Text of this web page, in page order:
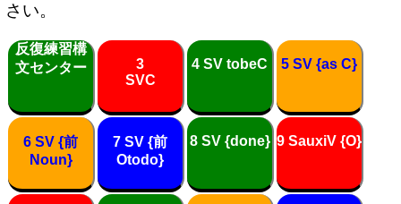
さい。
反復練習構
文センター
3
SVC
4 SV tobeC 5 SV {as C}
6 SV {前
Noun}
7 SV {前
Otodo}
8 SV {done} 9 SauxiV {O}